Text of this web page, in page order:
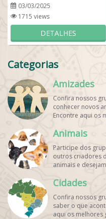
03/03/2025
1715 views
DETALHES
Categorias
Amizades
Confira nossos
conhecer novos
Encontre aqui os
Animais
Participe dos
outros criadores
animais e
graça!
Cidades
Confira nossos
saber o que
aqui os melhores